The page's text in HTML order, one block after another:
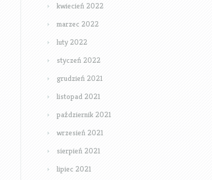
kwiecień 2022
marzec 2022
luty 2022
styczeń 2022
grudzień 2021
listopad 2021
październik 2021
wrzesień 2021
sierpień 2021
lipiec 2021